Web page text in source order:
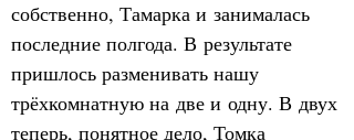
собственно, Тамарка и занималась
последние полгода. В результате
пришлось разменивать нашу
трёхкомнатную на две и одну. В двух
теперь, понятное дело, Томка